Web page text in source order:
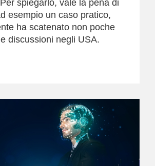
spiegarlo, vale la pena di
esempio un caso pratico,
ha scatenato non poche
discussioni negli USA.